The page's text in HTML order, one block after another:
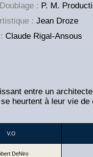
: P. M.
: Jean Droze
Claude Rigal-Ansous
entre un
heurtent à leur vie
V.O
DeNiro